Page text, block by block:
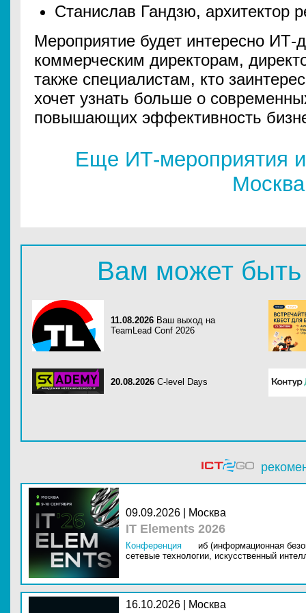
Станислав Гандзю, архитектор
Мероприятие будет интересно ИТ-
коммерческим директорам,
также специалистам, кто
хочет узнать больше о
повышающих эффективность
Еще ИТ-мероприятия
Москва
Вам может быть
11.08.2026 Ваш выход на
TeamLead Conf 2026
20.08.2026 C-level Days
09.09.2026 | Москва
IT Elements 2026
Конференция
иб (информационная
сетевые технологии, искусственный
16.10.2026 | Москва